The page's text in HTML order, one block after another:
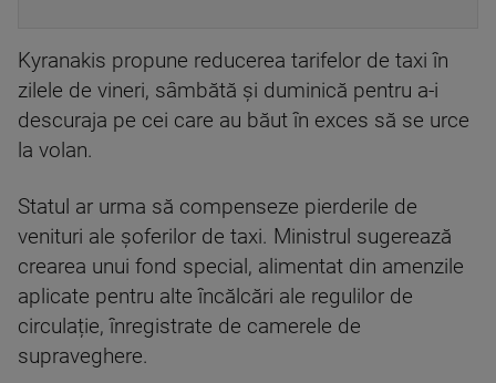
Kyranakis propune reducerea tarifelor de taxi în
zilele de vineri, sâmbătă și duminică pentru a-i
descuraja pe cei care au băut în exces să se urce
la volan.
Statul ar urma să compenseze pierderile de
venituri ale șoferilor de taxi. Ministrul sugerează
crearea unui fond special, alimentat din amenzile
aplicate pentru alte încălcări ale regulilor de
circulație, înregistrate de camerele de
supraveghere.